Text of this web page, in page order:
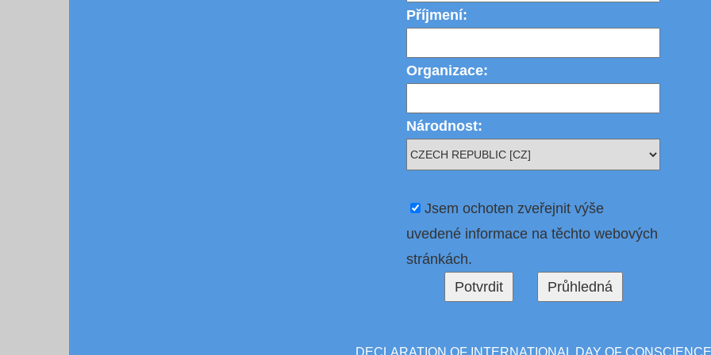
Příjmení:
Organizace:
Národnost:
Jsem ochoten zveřejnit výše
uvedené informace na těchto webových
stránkách.
DECLARATION OF INTERNATIONAL DAY OF CONSCIENCE